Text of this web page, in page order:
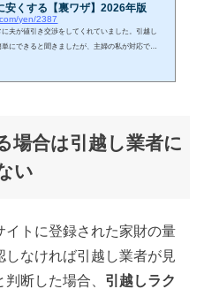
安くする【裏ワザ】2026年版
yen/2387
夫が値引き交渉をしてくれていました。引越し
にできると聞きましたが、主婦の私が対応でき
場合は引越し業者に
い
トに登録された家財の量
なければ引越し業者が見
断した場合、 引越しラク